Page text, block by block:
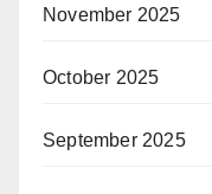
November 2025
October 2025
September 2025